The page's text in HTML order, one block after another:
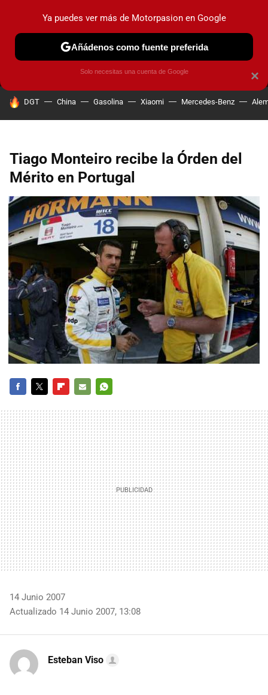
MENÚ NUEVO
COCHES ELÉCTRICOS OBSERVATORIO
HOY SE HABLA DE
DGT China Gasolina Xiaomi Mercedes-Benz
Tiago Monteiro recibe la Órden del
Mérito en Portugal
MAIL
14 Junio 2007
Actualizado 14 Junio 2007, 13:08
Esteban Viso
×
Ya puedes ver más de Motorpasion en Google
Añádenos como fuente preferida
Solo necesitas una cuenta de Google